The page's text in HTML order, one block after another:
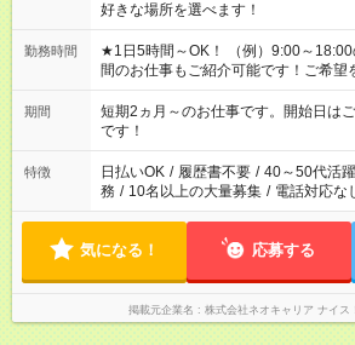
好きな場所を選べます！
勤務時間
★1日5時間～OK！ （例）9:00～
間のお仕事もご紹介可能です！ご希
家庭の都合でお休みが必要な場合も遠
※週最低15時間以上の勤務が必要です
期間
短期2ヵ月～のお仕事です。開始日
です！
特徴 日払いOK / 履歴書不要 / 40～50代活
務 / 10名以上の大量募集 / 電話対応な
気になる！ 応募する
掲載元企業名 株式会社ネオキャリア ナイス